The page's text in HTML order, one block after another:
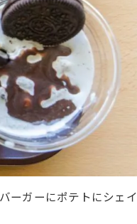
ーガーにポテトにシェイ